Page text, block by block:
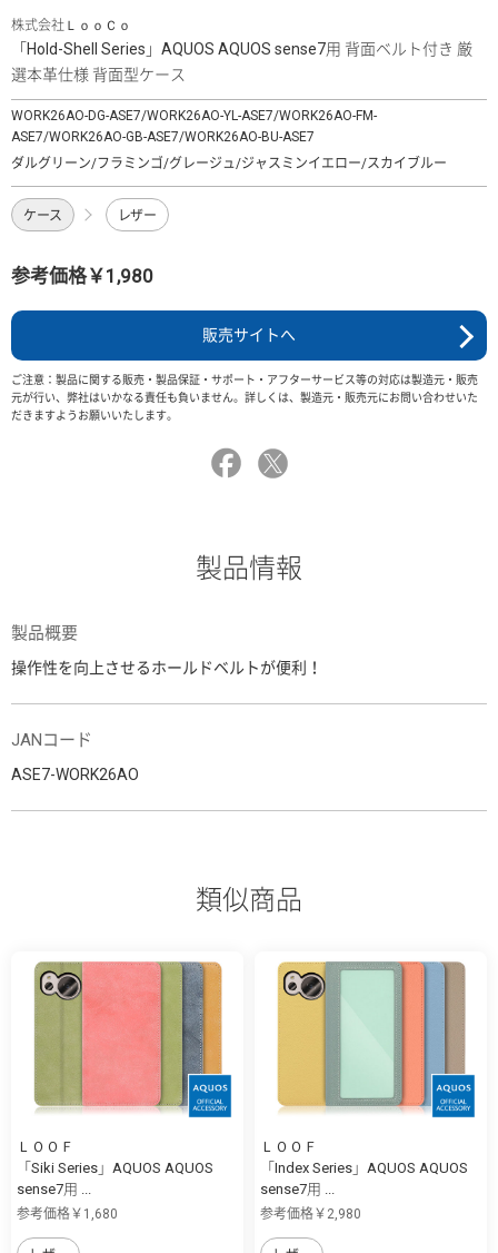
株式会社ＬｏｏＣｏ
「Hold-Shell Series」AQUOS AQUOS sense7用 背面ベルト付き 厳
選本革仕様 背面型ケース
WORK26AO-DG-ASE7/WORK26AO-YL-ASE7/WORK26AO-FM-
ASE7/WORK26AO-GB-ASE7/WORK26AO-BU-ASE7
ダルグリーン/フラミンゴ/グレージュ/ジャスミンイエロー/スカイブルー
ケース レザー
参考価格￥1,980
販売サイトへ
ご注意：製品に関する販売・製品保証・サポート・アフターサービス等の対応は製造元・販売
元が行い、弊社はいかなる責任も負いません。詳しくは、製造元・販売元にお問い合わせいた
だきますようお願いいたします。
製品情報
製品概要
操作性を向上させるホールドベルトが便利！
JANコード
ASE7-WORK26AO
類似商品
ＬＯＯＦ
「Siki Series」AQUOS AQUOS
sense7用 ...
参考価格￥1,680
ＬＯＯＦ
「Index Series」AQUOS AQUOS
sense7用 ...
参考価格￥2,980